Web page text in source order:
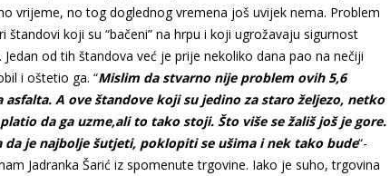
vrijeme, no tog doglednog vremena još uvijek nema. Problem
štandovi koji su “bačeni” na hrpu i koji ugrožavaju sigurnost
Jedan od tih štandova već je prije nekoliko dana pao na nečiji
i oštetio ga. “Mislim da stvarno nije problem ovih 5,6
asfalta. A ove štandove koji su jedino za staro željezo, netko
da ga uzme,ali to tako stoji. Što više se žališ još je gore.
da je najbolje šutjeti, poklopiti se ušima i nek tako bude“-
Jadranka Šarić iz spomenute trgovine. Iako je suho, trgovina